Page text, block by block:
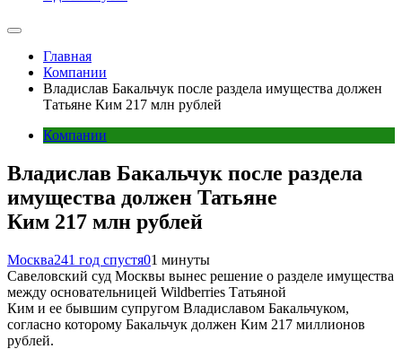
Главная
Компании
Владислав Бакальчук после раздела имущества должен
Татьяне Ким 217 млн рублей
Компании
Владислав Бакальчук после раздела
имущества должен Татьяне
Ким 217 млн рублей
Москва241 год спустя01 минуты
Савеловский суд Москвы вынес решение о разделе имущества
между основательницей Wildberries Татьяной
Ким и ее бывшим супругом Владиславом Бакальчуком,
согласно которому Бакальчук должен Ким 217 миллионов
рублей.